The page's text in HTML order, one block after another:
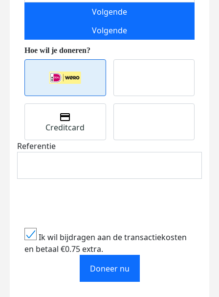
Volgende
Volgende
Creditcard
Referentie
Ik wil bijdragen aan de transactiekosten
en betaal €0.75 extra.
Doneer nu